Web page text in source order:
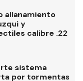
allanamiento
y
calibre .22
sistema
por tormentas